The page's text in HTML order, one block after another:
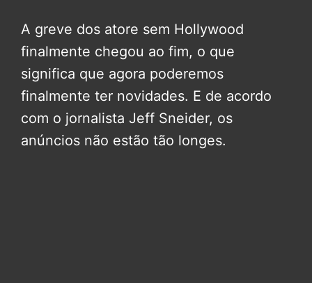
A greve dos atore sem Hollywood
finalmente chegou ao fim, o que
significa que agora poderemos
finalmente ter novidades. E de acordo
com o jornalista Jeff Sneider, os
anúncios não estão tão longes.